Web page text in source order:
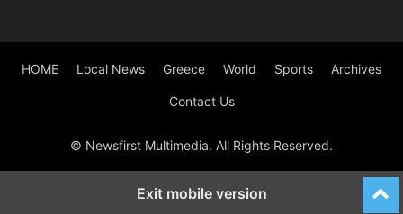
HOME Local News Greece World Sports Archives
Contact Us
© Newsfirst Multimedia. All Rights Reserved.
Exit mobile version